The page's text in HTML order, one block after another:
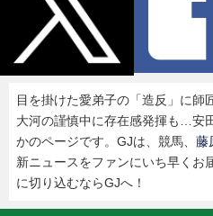
目を掛けた愛弟子の「造反」に師
大河の謹慎中に存在感発揮も…安
かのページです。GJは、競馬、 藤
新ニュースをファンにいち早くお
に切り込むならGJへ！